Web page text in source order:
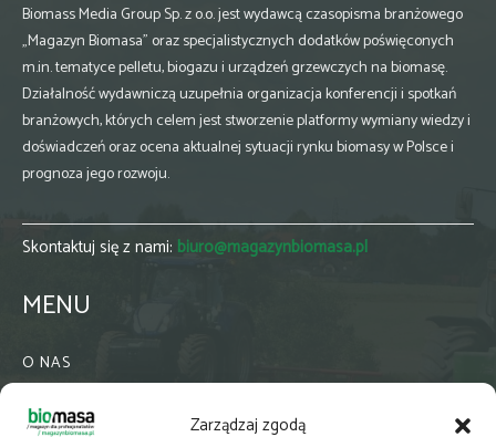
Zarządzaj zgodą
Biomass Media Group Sp. z o.o. jest wydawcą czasopisma branżowego
„Magazyn Biomasa” oraz specjalistycznych dodatków poświęconych
m.in. tematyce pelletu, biogazu i urządzeń grzewczych na biomasę.
Działalność wydawniczą uzupełnia organizacja konferencji i spotkań
branżowych, których celem jest stworzenie platformy wymiany wiedzy i
doświadczeń oraz ocena aktualnej sytuacji rynku biomasy w Polsce i
prognoza jego rozwoju.
Skontaktuj się z nami: biuro@magazynbiomasa.pl
MENU
O NAS
WSPÓŁPRACA